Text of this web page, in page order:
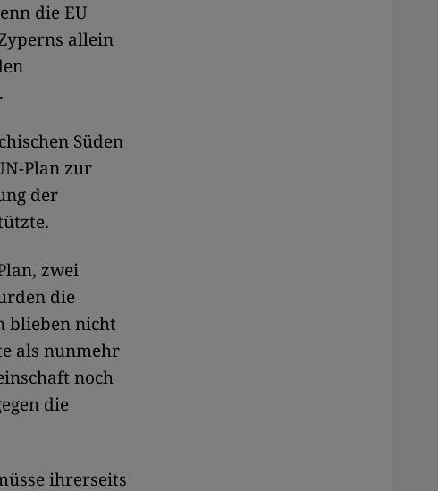
die EU
allein
Süden
Plan zur
der
zwei
die
blieben nicht
als nunmehr
noch
die
ihrerseits